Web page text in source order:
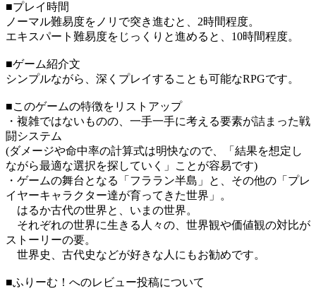
■プレイ時間
ノーマル難易度をノリで突き進むと、2時間程度。
エキスパート難易度をじっくりと進めると、10時間程度。
■ゲーム紹介文
シンプルながら、深くプレイすることも可能なRPGです。
■このゲームの特徴をリストアップ
・複雑ではないものの、一手一手に考える要素が詰まった戦
闘システム
(ダメージや命中率の計算式は明快なので、「結果を想定し
ながら最適な選択を探していく」ことが容易です)
・ゲームの舞台となる「フララン半島」と、その他の「プレ
イヤーキャラクター達が育ってきた世界」。
はるか古代の世界と、いまの世界。
それぞれの世界に生きる人々の、世界観や価値観の対比が
ストーリーの要。
世界史、古代史などが好きな人にもお勧めです。
■ふりーむ！へのレビュー投稿について